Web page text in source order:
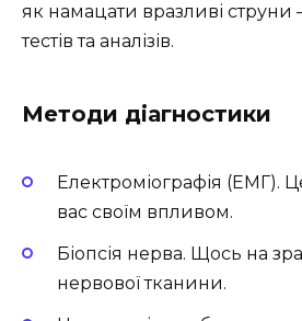
як намацати вразливі струни
тестів та аналізів.
Методи діагностики
Електроміографія (ЕМГ).
вас своїм впливом.
Біопсія нерва. Щось на
нервової тканини.